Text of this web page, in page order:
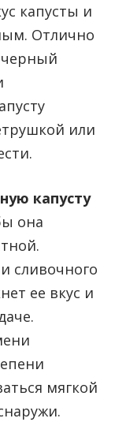
капусты и
Отлично
черный
или
капусту
она
сливочного
ее вкус и
мягкой